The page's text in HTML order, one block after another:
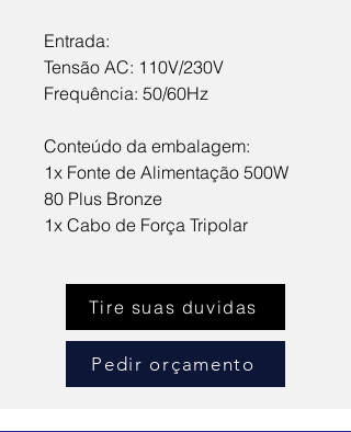
Entrada:
Tensão AC: 110V/230V
Frequência: 50/60Hz
Conteúdo da embalagem:
1x Fonte de Alimentação 500W
80 Plus Bronze
1x Cabo de Força Tripolar
Tire suas duvidas
Pedir orçamento